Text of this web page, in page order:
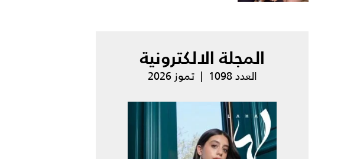
المجلة الالكترونية
العدد 1098 | تموز 2026